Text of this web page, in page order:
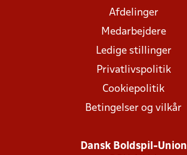
Afdelinger
Medarbejdere
Ledige stillinger
Privatlivspolitik
Cookiepolitik
Betingelser og vilkår
Dansk Boldspil-Union